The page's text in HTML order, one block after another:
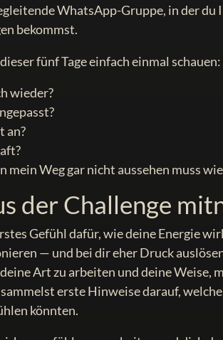
WhatsApp-Gruppe, in der
bekommst.
fünf Tage einfach einmal schauen:
wieder?
an?
mein Weg gar nicht aussehen muss
der Challenge
Gefühl dafür, wie deine Energie
— und bei dir eher Druck
Art zu arbeiten und deine Weise,
erste Hinweise darauf,
könnten.